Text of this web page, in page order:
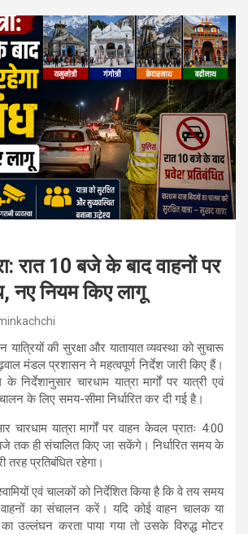
रात 10 बजे के बाद वाहनों पर
नए नियम किए लागू
यात्रियों की सुरक्षा और यातायात व्यवस्था को सुचारू
मंडल प्रशासन ने महत्वपूर्ण निर्देश जारी किए हैं।
चारधाम यात्रा मार्गों पर यात्री एवं
के लिए समय-सीमा निर्धारित कर दी गई है।
चारधाम यात्रा मार्गों पर वाहन केवल प्रातः 4:00
तक ही संचालित किए जा सकेंगे। निर्धारित समय के
तरह प्रतिबंधित रहेगा।
एवं चालकों को निर्देशित किया है कि वे तय समय
का संचालन करें। यदि कोई वाहन चालक या
का उल्लंघन करता पाया गया तो उसके विरुद्ध मोटर